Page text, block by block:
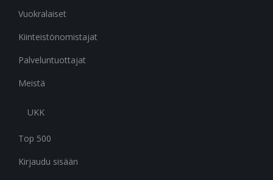
Vuokralaiset
Kiinteistönomistajat
Palveluntuottajat
Meistä
UKK
Top 500
Kirjaudu sisään